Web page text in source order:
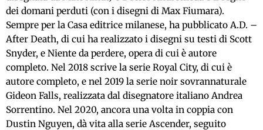
dei domani perduti (con i disegni di Max Fiumara).
Sempre per la Casa editrice milanese, ha pubblicato A.D. –
After Death, di cui ha realizzato i disegni su testi di Scott
Snyder, e Niente da perdere, opera di cui è autore
completo. Nel 2018 scrive la serie Royal City, di cui è
autore completo, e nel 2019 la serie noir sovrannaturale
Gideon Falls, realizzata dal disegnatore italiano Andrea
Sorrentino. Nel 2020, ancora una volta in coppia con
Dustin Nguyen, dà vita alla serie Ascender, seguito